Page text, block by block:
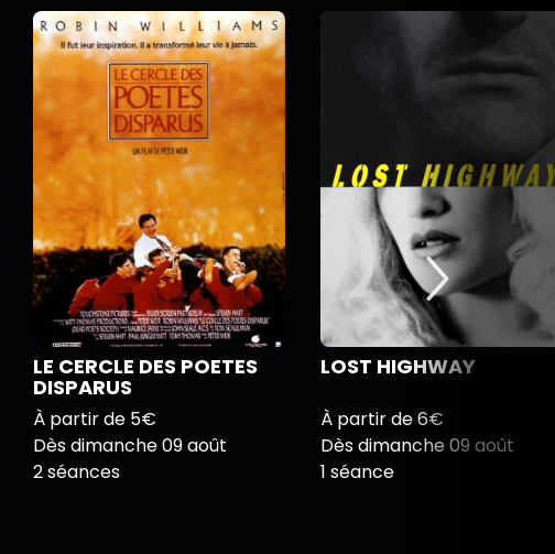
LE CERCLE DES POETES
DISPARUS
À partir de 5€
Dès dimanche 09 août
2 séances
LOST HIGHWAY
À partir de 6€
Dès dimanche 09 août
1 séance